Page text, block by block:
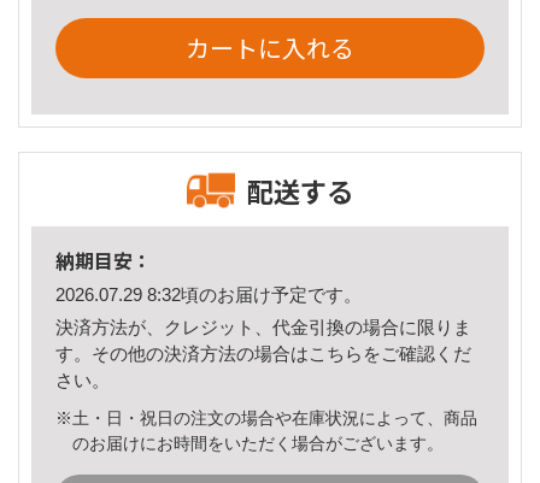
カートに入れる
配送する
納期目安：
2026.07.29 8:32頃のお届け予定です。
決済方法が、クレジット、代金引換の場合に限りま
す。その他の決済方法の場合はこちら をご確認くだ
さい。
※土・日・祝日の注文の場合や在庫状況によって、商品
のお届けにお時間をいただく場合がございます。